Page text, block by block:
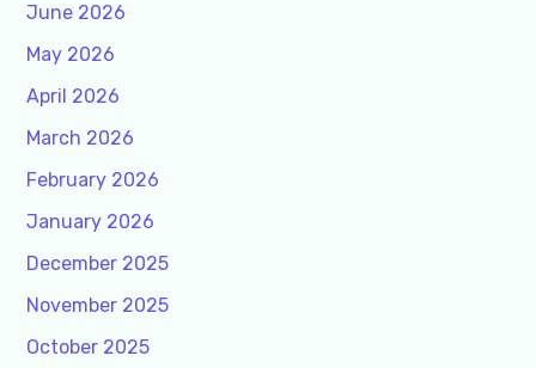
June 2026
May 2026
April 2026
March 2026
February 2026
January 2026
December 2025
November 2025
October 2025